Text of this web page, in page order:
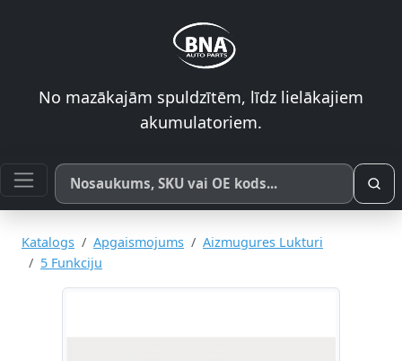
No mazākajām spuldzītēm, līdz lielākajiem
akumulatoriem.
Meklēt pēc produkta nosaukuma, SKU vai OE koda
Katalogs Apgaismojums
Aizmugures Lukturi
5 Funkciju